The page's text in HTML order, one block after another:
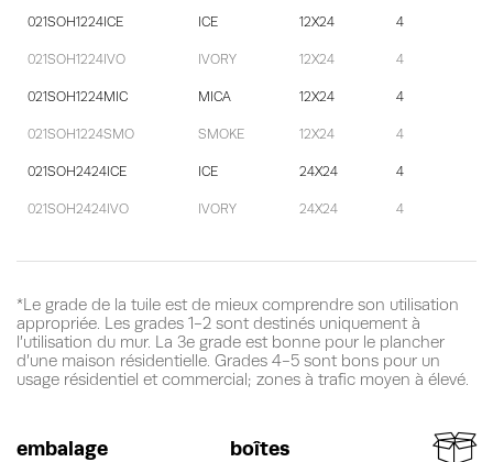
021SOH1224ICE ICE 12X24 4
021SOH1224IVO IVORY 12X24 4
021SOH1224MIC MICA 12X24 4
021SOH1224SMO SMOKE 12X24 4
021SOH2424ICE ICE 24X24 4
021SOH2424IVO IVORY 24X24 4
*Le grade de la tuile est de mieux comprendre son utilisation
appropriée. Les grades 1-2 sont destinés uniquement à
l’utilisation du mur. La 3e grade est bonne pour le plancher
d’une maison résidentielle. Grades 4-5 sont bons pour un
usage résidentiel et commercial; zones à trafic moyen à élevé.
embalage boîtes